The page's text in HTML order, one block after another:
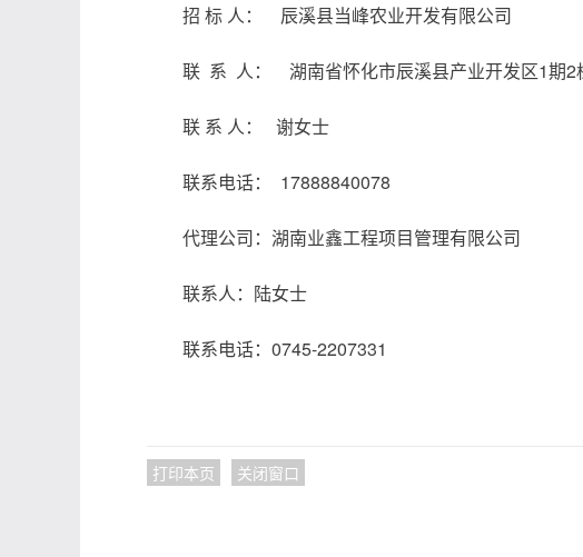
招 标 人： 辰溪县当峰农业开发有限公司
联 系 人： 湖南省怀化市辰溪县产业开发区1期2
联 系 人： 谢女士
联系电话： 17888840078
代理公司：湖南业鑫工程项目管理有限公司
联系人：陆女士
联系电话：0745-2207331
打印本页 关闭窗口